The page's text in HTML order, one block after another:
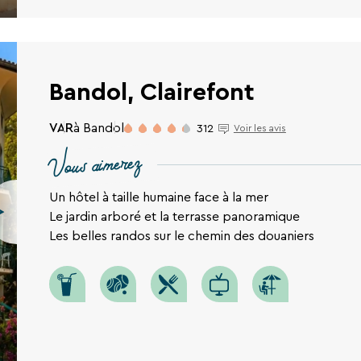
Bandol, Clairefont
VARà Bandol 312 Voir les avis
Vous aimerez
Un hôtel à taille humaine face à la mer
Le jardin arboré et la terrasse panoramique
Les belles randos sur le chemin des douaniers